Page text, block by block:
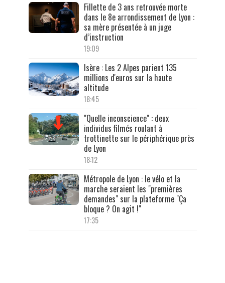
Fillette de 3 ans retrouvée morte
dans le 8e arrondissement de Lyon :
sa mère présentée à un juge
d’instruction
19:09
Isère : Les 2 Alpes parient 135
millions d'euros sur la haute
altitude
18:45
"Quelle inconscience" : deux
individus filmés roulant à
trottinette sur le périphérique près
de Lyon
18:12
Métropole de Lyon : le vélo et la
marche seraient les "premières
demandes" sur la plateforme "Ça
bloque ? On agit !"
17:35